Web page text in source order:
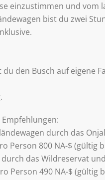
einzustimmen und
bist du zwei
den Busch auf eigene
durch das
Person 800 NA-$ (gültig
das Wildreservat
Person 490 NA-$ (gültig